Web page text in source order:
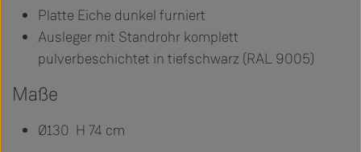
Platte Eiche dunkel furniert
Ausleger mit Standrohr komplett
pulverbeschichtet in tiefschwarz (RAL 9005)
Maße
Ø130 H 74 cm